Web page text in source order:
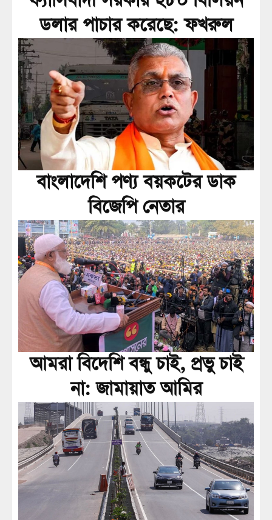
ডলার পাচার করেছে: ফখরুল
বাংলাদেশি পণ্য বয়কটের ডাক
বিজেপি নেতার
আমরা বিদেশি বন্ধু চাই, প্রভু চাই
না: জামায়াত আমির